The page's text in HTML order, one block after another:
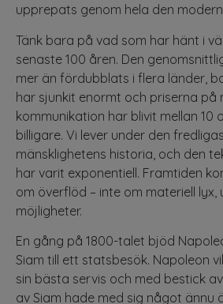
upprepats genom hela den
Tänk bara på vad som har hänt i
senaste 100 åren. Den
mer än fördubblats i flera länder,
har sjunkit enormt och priserna på
kommunikation har blivit mellan 10
billigare. Vi lever under den
mänsklighetens historia, och den
har varit exponentiell. Framtiden
om överflöd – inte om materiell lyx,
möjligheter.
En gång på 1800-talet bjöd
Siam till ett statsbesök. Napoleon
sin bästa servis och med bestick
av Siam hade med sig något ännu